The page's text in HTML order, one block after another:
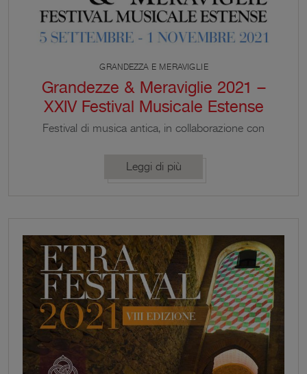
GRANDEZZA E MERAVIGLIE
Grandezze & Meraviglie 2021 –
XXIV Festival Musicale Estense
Festival di musica antica, in collaborazione con
Arti di Modena
Leggi di più